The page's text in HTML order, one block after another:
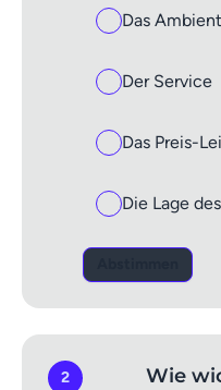
Das
Der Service
Das Preis-
Die Lage
2
Wie